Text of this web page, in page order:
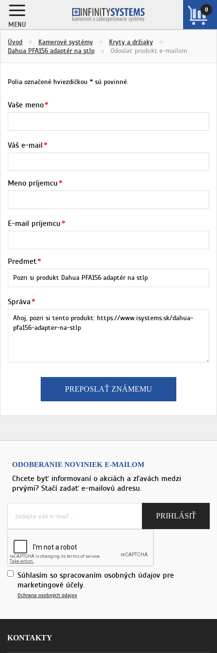
MENU
0
Úvod Kamerové systémy
Kryty a držiaky
Dahua PFA156 adaptér na stlp
Odoslať produkt e-mailom
Polia označené hviezdičkou * sú povinné.
Vaše meno
Váš e-mail
Meno príjemcu
E-mail príjemcu
Predmet
Správa
ODOBERANIE NOVINIEK E-MAILOM
Chcete byť informovaní o akciách a zľavách medzi
prvými? Stačí zadať e-mailovú adresu.
Súhlasím so spracovaním osobných údajov pre
marketingové účely.
Ochrana osobných údajov
KONTAKTY